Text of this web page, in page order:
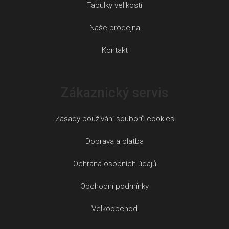
Tabulky velikostí
Naše prodejna
Kontakt
Zásady používání souborů cookies
Doprava a platba
Ochrana osobních údajů
Obchodní podmínky
Velkoobchod